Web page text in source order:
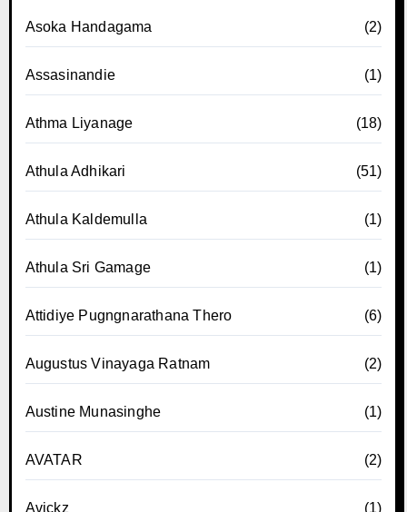
Asoka Handagama (2)
Assasinandie (1)
Athma Liyanage (18)
Athula Adhikari (51)
Athula Kaldemulla (1)
Athula Sri Gamage (1)
Attidiye Pugngnarathana Thero (6)
Augustus Vinayaga Ratnam (2)
Austine Munasinghe (1)
AVATAR (2)
Avickz (1)